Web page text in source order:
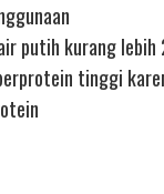
putih kurang
tinggi